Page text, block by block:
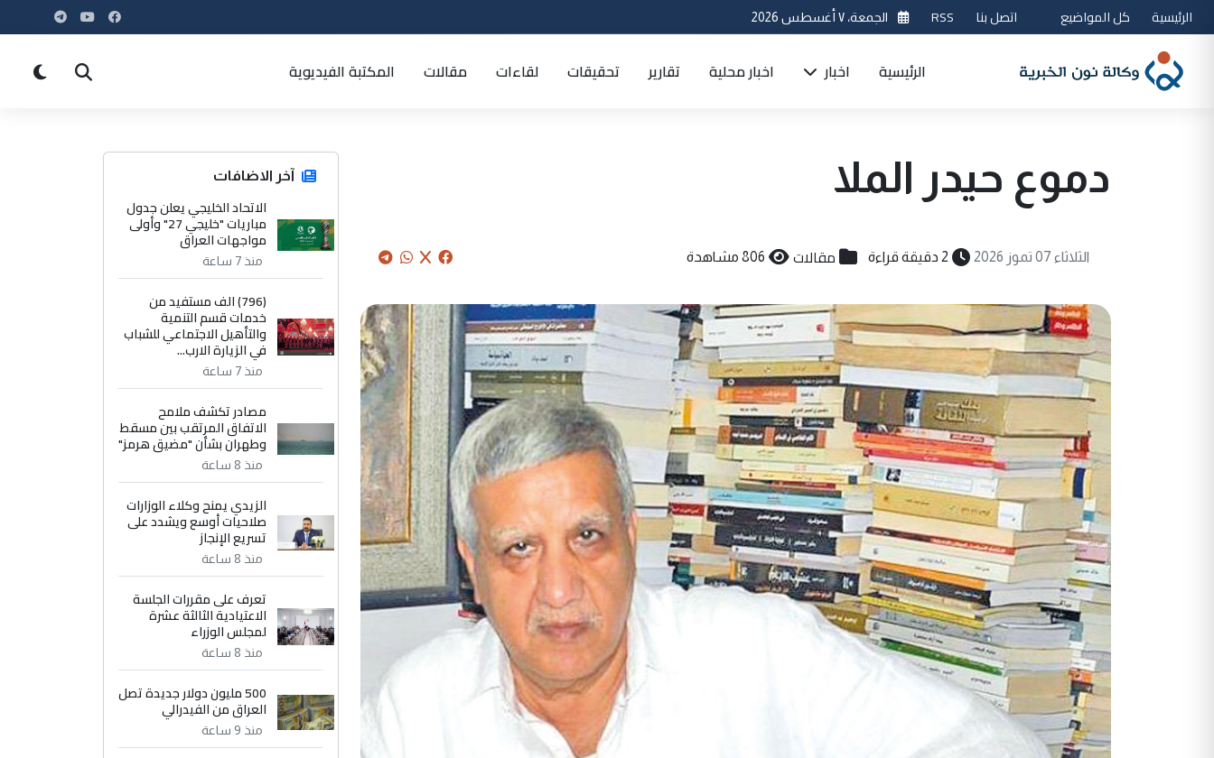
الرئيسية كل المواضيع اتصل بنا RSS الجمعة، ٧ أغسطس 2026
الرئيسية اخبار اخبار محلية تقارير تحقيقات لقاءات مقالات المكتبة الفيديوية
دموع حيدر الملا
الثلاثاء 07 تموز 2026 2 دقيقة قراءة مقالات 806 مشاهدة
آخر الاضافات
الاتحاد الخليجي يعلن جدول
مباريات "خليجي 27" وأولى
مواجهات العراق
منذ 7 ساعة
(796) الف مستفيد من
خدمات قسم التنمية
والتأهيل الاجتماعي للشباب
في الزيارة الارب...
منذ 7 ساعة
مصادر تكشف ملامح
الاتفاق المرتقب بين مسقط
وطهران بشأن "مضيق هرمز"
منذ 8 ساعة
الزيدي يمنح وكلاء الوزارات
صلاحيات أوسع ويشدد على
تسريع الإنجاز
منذ 8 ساعة
تعرف على مقررات الجلسة
الاعتيادية الثالثة عشرة
لمجلس الوزراء
منذ 8 ساعة
500 مليون دولار جديدة تصل
العراق من الفيدرالي
منذ 9 ساعة